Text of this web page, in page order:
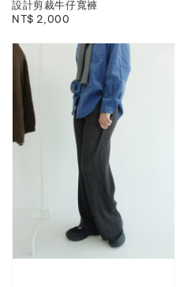
設計剪裁牛仔寬褲
Regular
NT$ 2,000